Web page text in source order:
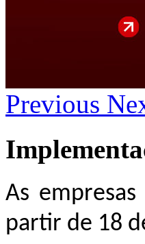
Previous
As
partir de 18